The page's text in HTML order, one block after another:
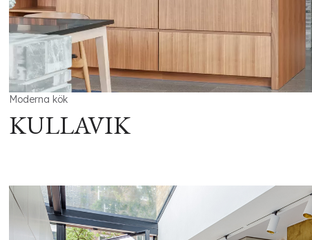
Moderna kök
KULLAVIK